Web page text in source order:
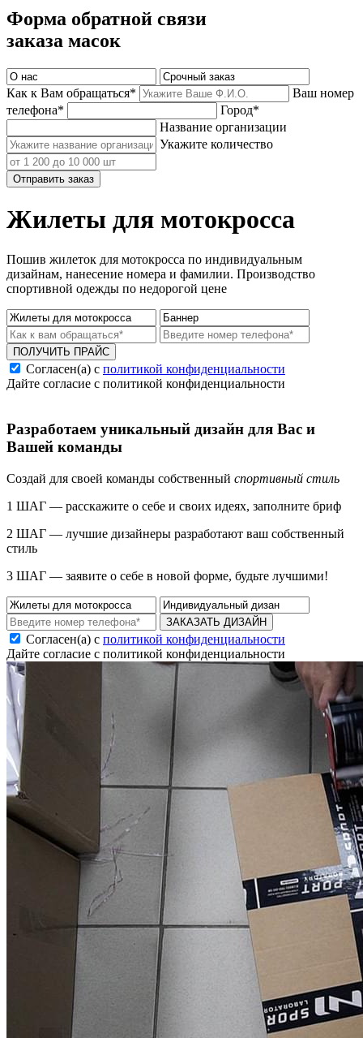
Форма обратной связи
заказа масок
Как к Вам обращаться*
Ваш номер
телефона*
Город*
Название организации
Укажите количество
Отправить заказ
Жилеты для мотокросса
Пошив жилеток для мотокросса по индивидуальным
дизайнам, нанесение номера и фамилии. Производство
спортивной одежды по недорогой цене
ПОЛУЧИТЬ ПРАЙС
Согласен(а) с политикой конфиденциальности
Дайте согласие с политикой конфиденциальности
Разработаем уникальный дизайн для Вас и
Вашей команды
Создай для своей команды собственный спортивный стиль
1 ШАГ — расскажите о себе и своих идеях, заполните бриф
2 ШАГ — лучшие дизайнеры разработают ваш собственный
стиль
3 ШАГ — заявите о себе в новой форме, будьте лучшими!
ЗАКАЗАТЬ ДИЗАЙН
Согласен(а) с политикой конфиденциальности
Дайте согласие с политикой конфиденциальности